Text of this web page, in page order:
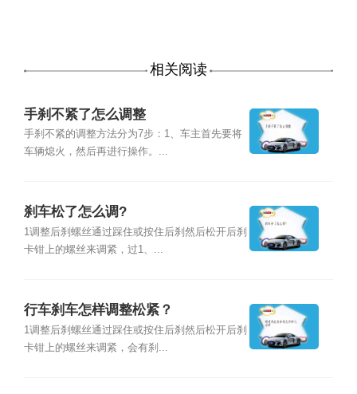
相关阅读
手刹不紧了怎么调整
手刹不紧的调整方法分为7步：1、车主首先要将
车辆熄火，然后再进行操作。...
刹车松了怎么调?
1调整后刹螺丝通过踩住或按住后刹然后松开后刹
卡钳上的螺丝来调紧，过1、...
行车刹车怎样调整松紧？
1调整后刹螺丝通过踩住或按住后刹然后松开后刹
卡钳上的螺丝来调紧，会有刹...